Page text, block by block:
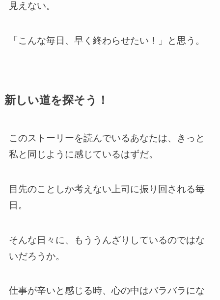
見えない。
「こんな毎日、早く終わらせたい！」と思う。
新しい道を探そう！
このストーリーを読んでいるあなたは、きっと
私と同じように感じているはずだ。
目先のことしか考えない上司に振り回される毎
日。
そんな日々に、もううんざりしているのではな
いだろうか。
仕事が辛いと感じる時、心の中はバラバラにな